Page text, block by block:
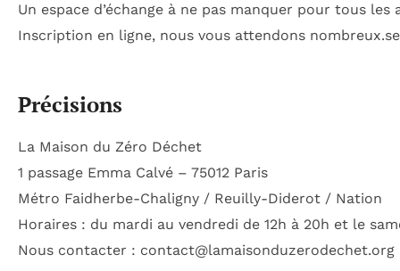
Un espace d’échange à ne pas manquer pour tous
Inscription en ligne, nous vous attendons
Précisions
La Maison du Zéro Déchet
1 passage Emma Calvé – 75012 Paris
Métro Faidherbe-Chaligny / Reuilly-Diderot / Nation
Horaires : du mardi au vendredi de 12h à 20h et le
Nous contacter : contact@lamaisonduzerodechet.org